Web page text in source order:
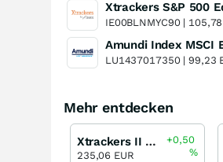
IE00BLNMYC90 | 105,78
LU1437017350 |99,23
Mehr entdecken
Xtrackers II Eurozone Government Bond 5-7 UCITS ETF
235,06 EUR
+0,50
%